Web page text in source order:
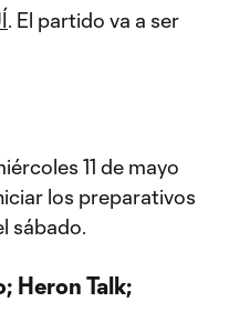
. El partido va a ser
11 de mayo
los preparativos
sábado.
Heron Talk;